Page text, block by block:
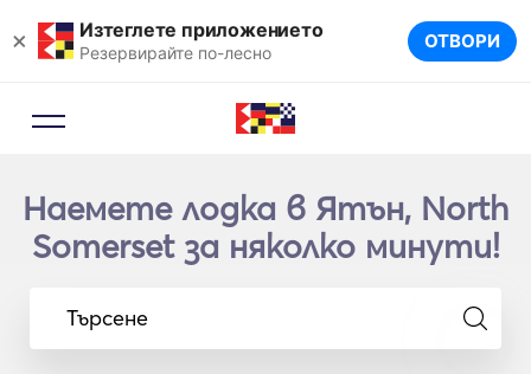
× Изтеглете приложението
Резервирайте по-лесно ОТВОРИ
Наемете лодка в Ятън, North
Somerset за няколко минути!
Търсене